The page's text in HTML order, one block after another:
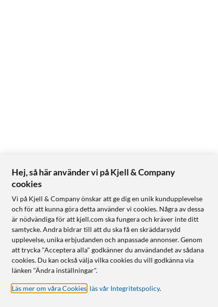
Hej, så här använder vi på Kjell & Company
cookies
Vi på Kjell & Company önskar att ge dig en unik kundupplevelse
och för att kunna göra detta använder vi cookies. Några av dessa
är nödvändiga för att kjell.com ska fungera och kräver inte ditt
samtycke. Andra bidrar till att du ska få en skräddarsydd
upplevelse, unika erbjudanden och anpassade annonser. Genom
att trycka "Acceptera alla" godkänner du användandet av sådana
cookies. Du kan också välja vilka cookies du vill godkänna via
länken "Ändra inställningar".
Läs mer om våra Cookies läs vår Integritetspolicy.